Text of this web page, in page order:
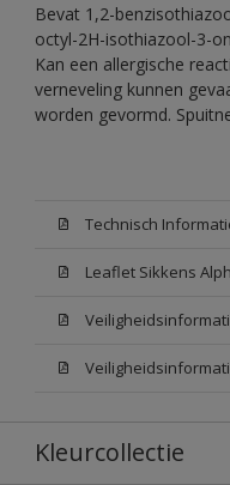
Bevat 1,2-
octyl-2H-isothiazool-3-
Kan een allergische
verneveling kunnen
worden gevormd.
Leaflet Sikkens
Kleurcollectie